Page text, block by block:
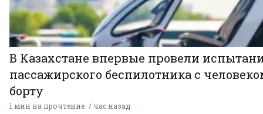
В Казахстане впервые провели
пассажирского беспилотника с
борту
1 мин на прочтение час назад